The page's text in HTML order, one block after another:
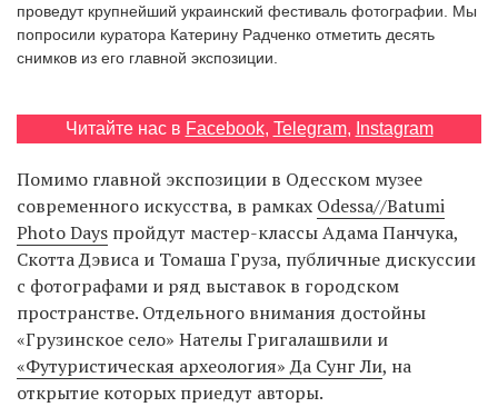
EN
UA
проведут крупнейший украинский фестиваль фотографии. Мы
попросили куратора Катерину Радченко отметить десять
снимков из его главной экспозиции.
Читайте нас в Facebook, Telegram, Instagram
Помимо главной экспозиции в Одесском музее
современного искусства, в рамках Odessa//Batumi
Photo Days пройдут мастер-классы Адама Панчука,
Скотта Дэвиса и Томаша Груза, публичные дискуссии
с фотографами и ряд выставок в городском
пространстве. Отдельного внимания достойны
«Грузинское село» Нателы Григалашвили и
«Футуристическая археология» Да Сунг Ли, на
открытие которых приедут авторы.